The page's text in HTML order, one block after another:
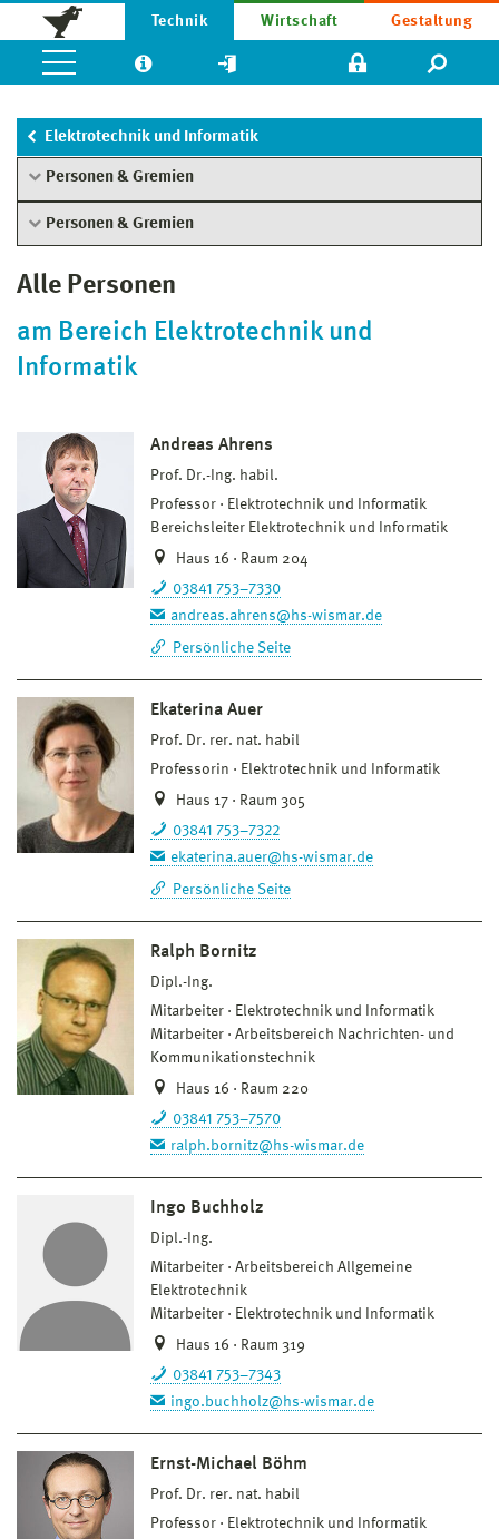
Technik Wirtschaft Gestaltung
Elektrotechnik und Informatik
Personen & Gremien
Personen & Gremien
Alle Personen
am Bereich Elektrotechnik und
Informatik
Andreas Ahrens
Prof. Dr.-Ing. habil.
Professor
Elektrotechnik und Informatik
Bereichsleiter Elektrotechnik und Informatik
Haus 16 · Raum 204
03841 753–7330
andreas.ahrens@hs-wismar.de
Persönliche Seite
Ekaterina Auer
Prof. Dr. rer. nat. habil
Professorin
Elektrotechnik und Informatik
Haus 17 · Raum 305
03841 753–7322
ekaterina.auer@hs-wismar.de
Persönliche Seite
Ralph Bornitz
Dipl.-Ing.
Mitarbeiter
Elektrotechnik und Informatik
Mitarbeiter
Arbeitsbereich Nachrichten- und
Kommunikationstechnik
Haus 16 · Raum 220
03841 753–7570
ralph.bornitz@hs-wismar.de
Ingo Buchholz
Dipl.-Ing.
Mitarbeiter
Arbeitsbereich Allgemeine
Elektrotechnik
Mitarbeiter
Elektrotechnik und Informatik
Haus 16 · Raum 319
03841 753–7343
ingo.buchholz@hs-wismar.de
Ernst-Michael Böhm
Prof. Dr. rer. nat. habil
Professor
Elektrotechnik und Informatik